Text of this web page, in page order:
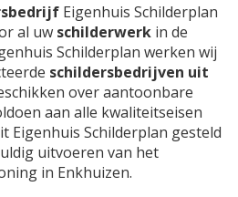
Eigenhuis Schilderplan
al uw schilderwerk in de
Schilderplan werken wij
schildersbedrijven uit
over aantoonbare
aan alle kwaliteitseisen
Eigenhuis Schilderplan gesteld
uitvoeren van het
in Enkhuizen.